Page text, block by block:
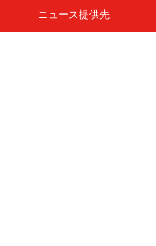
ニュース提供先